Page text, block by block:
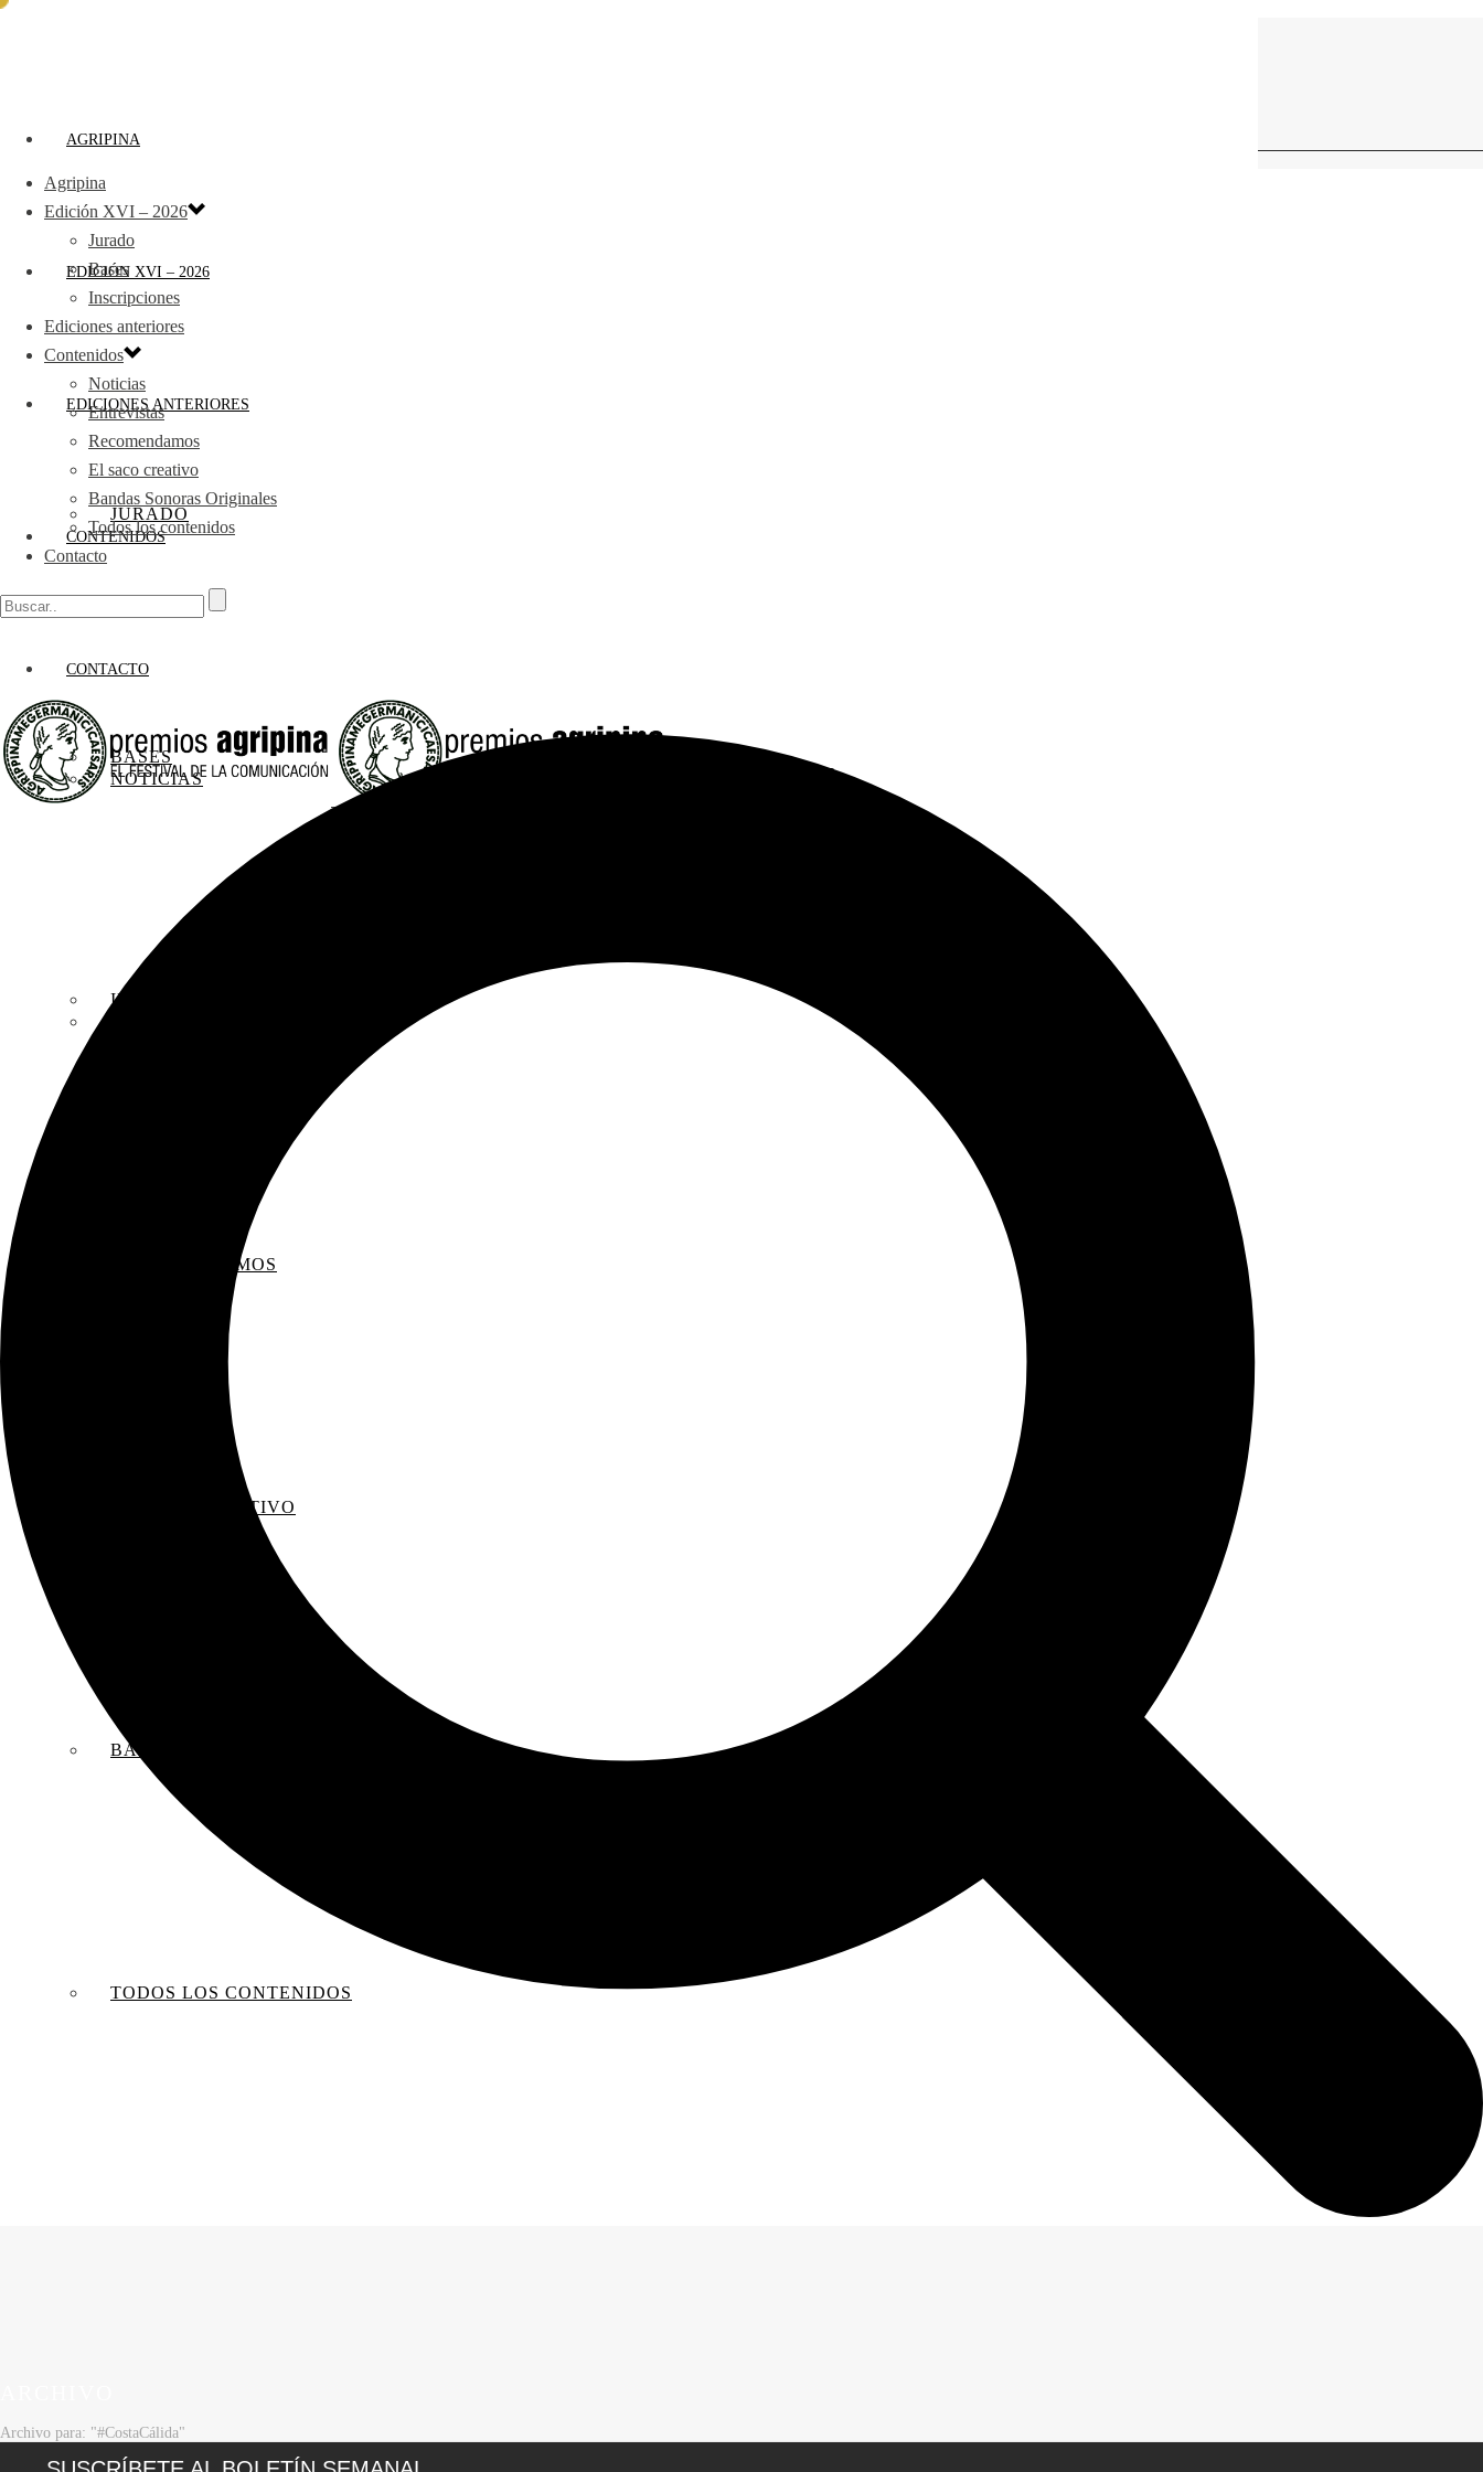
AGRIPINA
EDICIÓN XVI – 2026
JURADO
BASES
INSCRIPCIONES
EDICIONES ANTERIORES
CONTENIDOS
NOTICIAS
RECOMENDAMOS
EL SACO CREATIVO
BANDAS SONORAS ORIGINALES
TODOS LOS CONTENIDOS
CONTACTO
Agripina
Edición XVI – 2026
Jurado
Bases
Inscripciones
Ediciones anteriores
Contenidos
Noticias
Entrevistas
Recomendamos
El saco creativo
Bandas Sonoras Originales
Todos los contenidos
Contacto
Archivo para: "#CostaCálida"